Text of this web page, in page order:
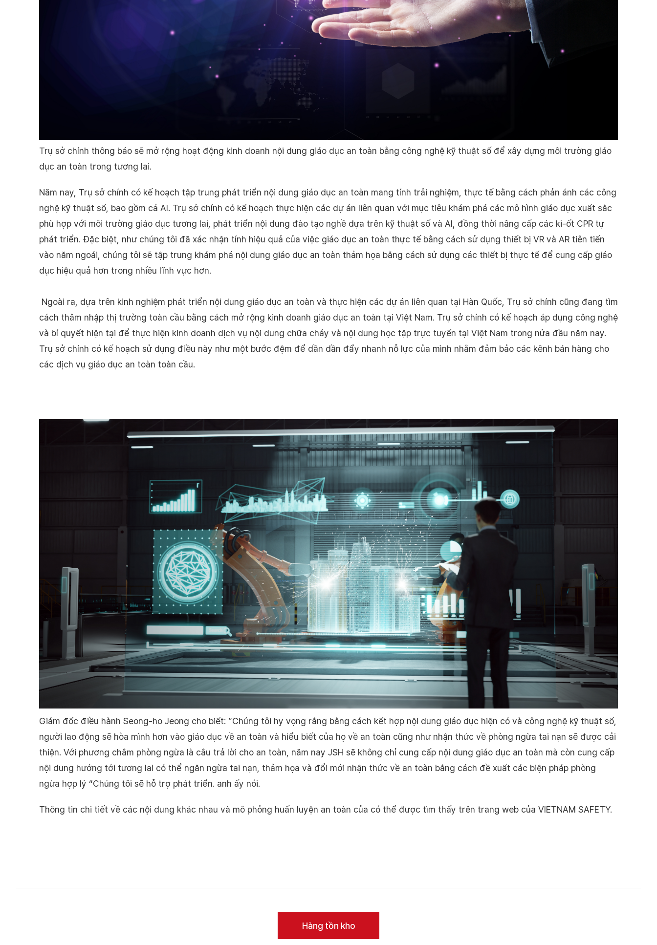
Trụ sở chính thông báo sẽ mở rộng hoạt động kinh doanh nội dung giáo dục an toàn bằng công nghệ kỹ thuật số để xây dựng môi trường giáo
dục an toàn trong tương lai.
Năm nay, Trụ sở chính có kế hoạch tập trung phát triển nội dung giáo dục an toàn mang tính trải nghiệm, thực tế bằng cách phản ánh các công
nghệ kỹ thuật số, bao gồm cả AI. Trụ sở chính có kế hoạch thực hiện các dự án liên quan với mục tiêu khám phá các mô hình giáo dục xuất sắc
phù hợp với môi trường giáo dục tương lai, phát triển nội dung đào tạo nghề dựa trên kỹ thuật số và AI, đồng thời nâng cấp các ki-ốt CPR tự
phát triển. Đặc biệt, như chúng tôi đã xác nhận tính hiệu quả của việc giáo dục an toàn thực tế bằng cách sử dụng thiết bị VR và AR tiên tiến
vào năm ngoái, chúng tôi sẽ tập trung khám phá nội dung giáo dục an toàn thảm họa bằng cách sử dụng các thiết bị thực tế để cung cấp giáo
dục hiệu quả hơn trong nhiều lĩnh vực hơn.
Ngoài ra, dựa trên kinh nghiệm phát triển nội dung giáo dục an toàn và thực hiện các dự án liên quan tại Hàn Quốc, Trụ sở chính cũng đang tìm
cách thâm nhập thị trường toàn cầu bằng cách mở rộng kinh doanh giáo dục an toàn tại Việt Nam. Trụ sở chính có kế hoạch áp dụng công nghệ
và bí quyết hiện tại để thực hiện kinh doanh dịch vụ nội dung chữa cháy và nội dung học tập trực tuyến tại Việt Nam trong nửa đầu năm nay.
Trụ sở chính có kế hoạch sử dụng điều này như một bước đệm để dần dần đẩy nhanh nỗ lực của mình nhằm đảm bảo các kênh bán hàng cho
các dịch vụ giáo dục an toàn toàn cầu.
Giám đốc điều hành Seong-ho Jeong cho biết: “Chúng tôi hy vọng rằng bằng cách kết hợp nội dung giáo dục hiện có và công nghệ kỹ thuật số,
người lao động sẽ hòa mình hơn vào giáo dục về an toàn và hiểu biết của họ về an toàn cũng như nhận thức về phòng ngừa tai nạn sẽ được cải
thiện. Với phương châm phòng ngừa là câu trả lời cho an toàn, năm nay JSH sẽ không chỉ cung cấp nội dung giáo dục an toàn mà còn cung cấp
nội dung hướng tới tương lai có thể ngăn ngừa tai nạn, thảm họa và đổi mới nhận thức về an toàn bằng cách đề xuất các biện pháp phòng
ngừa hợp lý “Chúng tôi sẽ hỗ trợ phát triển. anh ấy nói.
Thông tin chi tiết về các nội dung khác nhau và mô phỏng huấn luyện an toàn của có thể được tìm thấy trên trang web của VIETNAM SAFETY.
Hàng tồn kho